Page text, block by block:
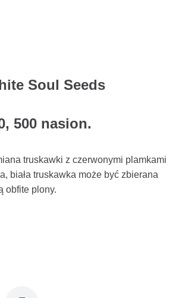
Soul Seeds
500 nasion.
truskawki z czerwonymi plamkami
biała truskawka może być zbierana
obfite plony.